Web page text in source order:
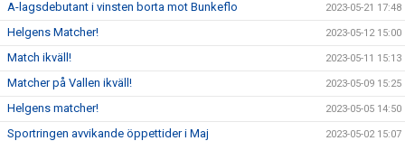
A-lagsdebutant i vinsten borta mot Bunkeflo 2023-05-21 17:48
Helgens Matcher! 2023-05-12 15:00
Match ikväll! 2023-05-11 15:13
Matcher på Vallen ikväll! 2023-05-09 15:25
Helgens matcher! 2023-05-05 14:50
Sportringen avvikande öppettider i Maj 2023-05-02 15:07